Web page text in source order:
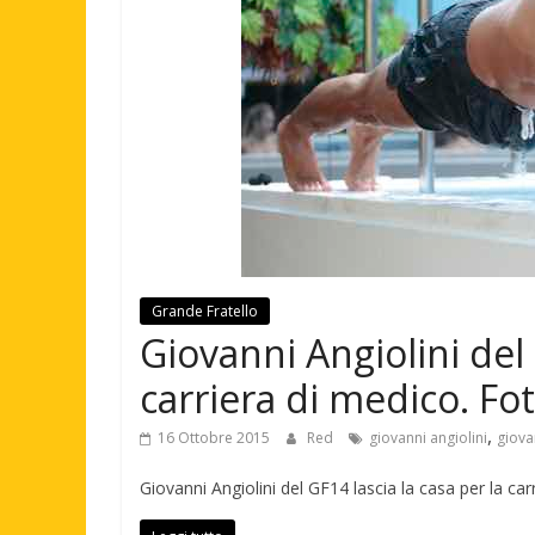
Grande Fratello
Giovanni Angiolini del
carriera di medico.
16 Ottobre 2015 Red giovanni angiolini,
Giovanni Angiolini del GF14 lascia la casa per la